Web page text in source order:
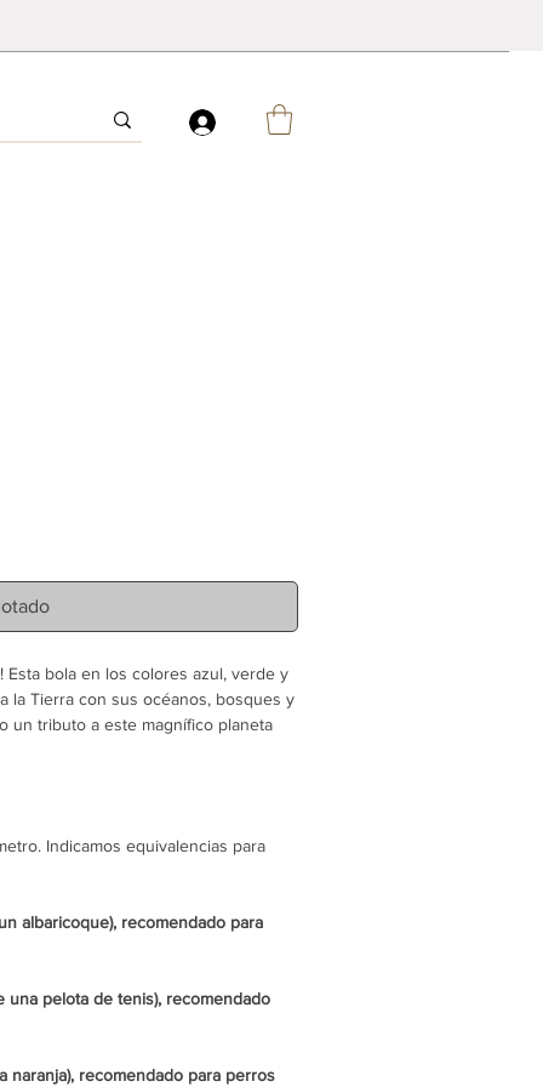
Esta bola en los colores azul, verde y
la Tierra con sus océanos, bosques y
un tributo a este magnífico planeta
sus dientes, sin productos químicos)
la pelota adentro, ¡no hará
salud de tu animal y del planeta,
las semillas del árbol Kapok.
Indicamos equivalencias para
albaricoque), recomendado para
una pelota de tenis), recomendado
naranja), recomendado para perros